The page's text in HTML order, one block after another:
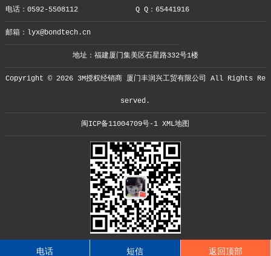
电话：0592-5508112 Q Q：65441916
邮箱：lyx@bondtech.cn
地址：福建厦门集美区石星路332号1楼
Copyright © 2026 3M授权经销商 厦门丰润兴工贸有限公司 All Rights Re
served.
闽ICP备11004709号-1 XML地图
电话 短信 返回顶部